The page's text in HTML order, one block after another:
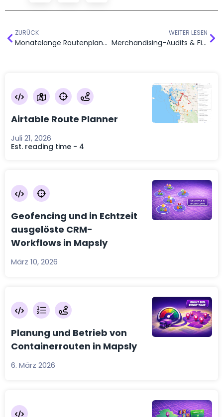
ZURÜCK
Monatelange Routenplanung im großen Stil: 30+ Vertreter, 2.000+ Standorte
WEITER LESEN
Merchandising-Audits & Filialleiter-Besuche in Mapsly
Airtable Route Planner
Juli 21, 2026
Est. reading time - 4
Geofencing und in Echtzeit
ausgelöste CRM-
Workflows in Mapsly
März 10, 2026
Planung und Betrieb von
Containerrouten in Mapsly
6. März 2026